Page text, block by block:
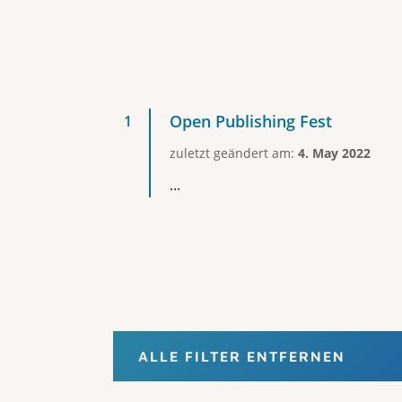
Open Publishing Fest
zuletzt geändert am: 4. May 2022
...
ALLE FILTER ENTFERNEN